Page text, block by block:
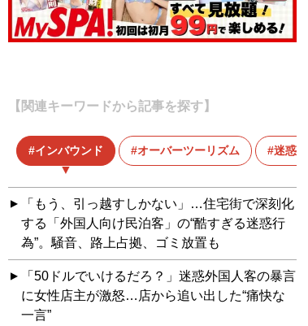
【関連キーワードから記事を探す】
インバウンド オーバーツーリズム 迷惑客
「もう、引っ越すしかない」…住宅街で深刻化
する「外国人向け民泊客」の“酷すぎる迷惑行
為”。騒音、路上占拠、ゴミ放置も
「50ドルでいけるだろ？」迷惑外国人客の暴言
に女性店主が激怒…店から追い出した“痛快な
一言”